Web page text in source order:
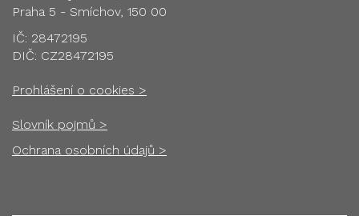
Praha 5 - Smíchov, 150 00
IČ: 28472195
DIČ: CZ28472195
Prohlášení o cookies >
Slovník pojmů >
Ochrana osobních údajů >